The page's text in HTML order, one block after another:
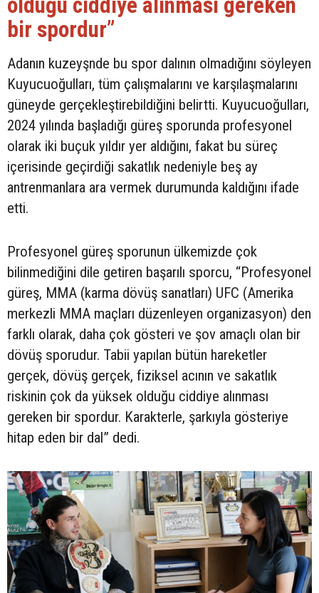
bir spordur”
Adanın kuzeyşnde bu spor dalının olmadığını söyleyen
Kuyucuoğulları, tüm çalışmalarını ve karşılaşmalarını
güneyde gerçekleştirebildiğini belirtti. Kuyucuoğulları,
2024 yılında başladığı güreş sporunda profesyonel
olarak iki buçuk yıldır yer aldığını, fakat bu süreç
içerisinde geçirdiği sakatlık nedeniyle beş ay
antrenmanlara ara vermek durumunda kaldığını ifade
etti.
Profesyonel güreş sporunun ülkemizde çok
bilinmediğini dile getiren başarılı sporcu, “Profesyonel
güreş, MMA (karma dövüş sanatları) UFC (Amerika
merkezli MMA maçları düzenleyen organizasyon) den
farklı olarak, daha çok gösteri ve şov amaçlı olan bir
dövüş sporudur. Tabii yapılan bütün hareketler
gerçek, dövüş gerçek, fiziksel acının ve sakatlık
riskinin çok da yüksek olduğu ciddiye alınması
gereken bir spordur. Karakterle, şarkıyla gösteriye
hitap eden bir dal” dedi.